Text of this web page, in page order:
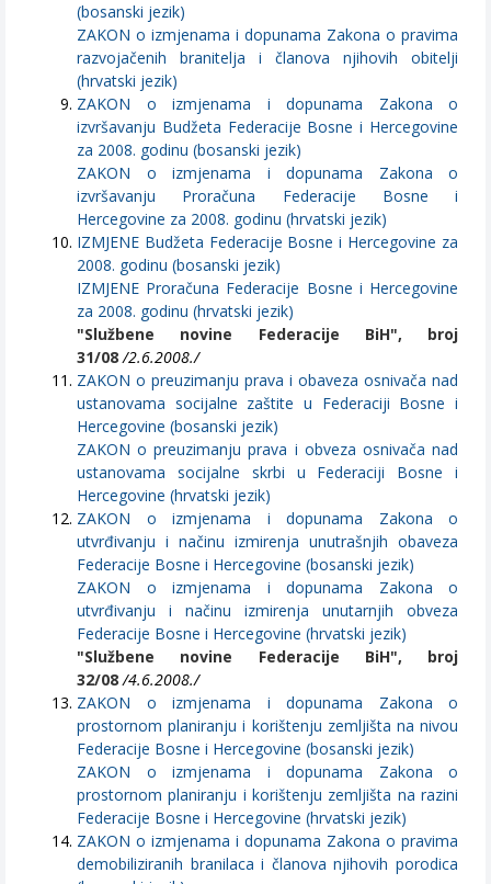
(bosanski jezik)
ZAKON o izmjenama i dopunama Zakona o pravima
razvojačenih branitelja i članova njihovih obitelji
(hrvatski jezik)
ZAKON o izmjenama i dopunama Zakona o
izvršavanju Budžeta Federacije Bosne i Hercegovine
za 2008. godinu (bosanski jezik)
ZAKON o izmjenama i dopunama Zakona o
izvršavanju Proračuna Federacije Bosne i
Hercegovine za 2008. godinu (hrvatski jezik)
IZMJENE Budžeta Federacije Bosne i Hercegovine za
2008. godinu (bosanski jezik)
IZMJENE Proračuna Federacije Bosne i Hercegovine
za 2008. godinu (hrvatski jezik)
"Službene novine Federacije BiH", broj
31/08 /2.6.2008./
ZAKON o preuzimanju prava i obaveza osnivača nad
ustanovama socijalne zaštite u Federaciji Bosne i
Hercegovine (bosanski jezik)
ZAKON o preuzimanju prava i obveza osnivača nad
ustanovama socijalne skrbi u Federaciji Bosne i
Hercegovine (hrvatski jezik)
ZAKON o izmjenama i dopunama Zakona o
utvrđivanju i načinu izmirenja unutrašnjih obaveza
Federacije Bosne i Hercegovine (bosanski jezik)
ZAKON o izmjenama i dopunama Zakona o
utvrđivanju i načinu izmirenja unutarnjih obveza
Federacije Bosne i Hercegovine (hrvatski jezik)
"Službene novine Federacije BiH", broj
32/08/4.6.2008./
ZAKON o izmjenama i dopunama Zakona o
prostornom planiranju i korištenju zemljišta na nivou
Federacije Bosne i Hercegovine (bosanski jezik)
ZAKON o izmjenama i dopunama Zakona o
prostornom planiranju i korištenju zemljišta na razini
Federacije Bosne i Hercegovine (hrvatski jezik)
ZAKON o izmjenama i dopunama Zakona o pravima
demobiliziranih branilaca i članova njihovih porodica